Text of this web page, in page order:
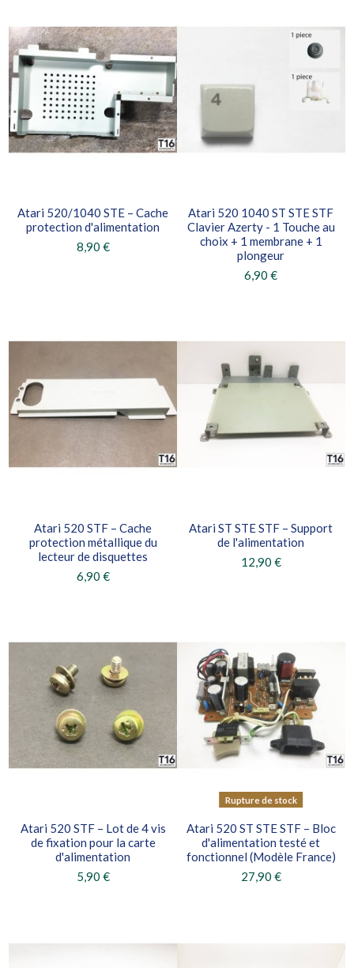
Atari 520/1040 STE – Cache
protection d'alimentation
8,90 €
Atari 520 1040 ST STE STF
Clavier Azerty - 1 Touche au
choix + 1 membrane + 1
plongeur
6,90 €
Atari 520 STF – Cache
protection métallique du
lecteur de disquettes
6,90 €
Atari ST STE STF – Support
de l'alimentation
12,90 €
Atari 520 STF – Lot de 4 vis
de fixation pour la carte
d'alimentation
5,90 €
Rupture de stock
Atari 520 ST STE STF – Bloc
d'alimentation testé et
fonctionnel (Modèle France)
27,90 €